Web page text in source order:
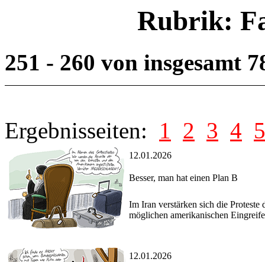
Rubrik:
251 - 260 von insgesamt
Ergebnisseiten: 1 2 3 4 5
12.01.2026
Besser, man hat einen Plan B
Im Iran verstärken sich die
möglichen amerikanischen
12.01.2026